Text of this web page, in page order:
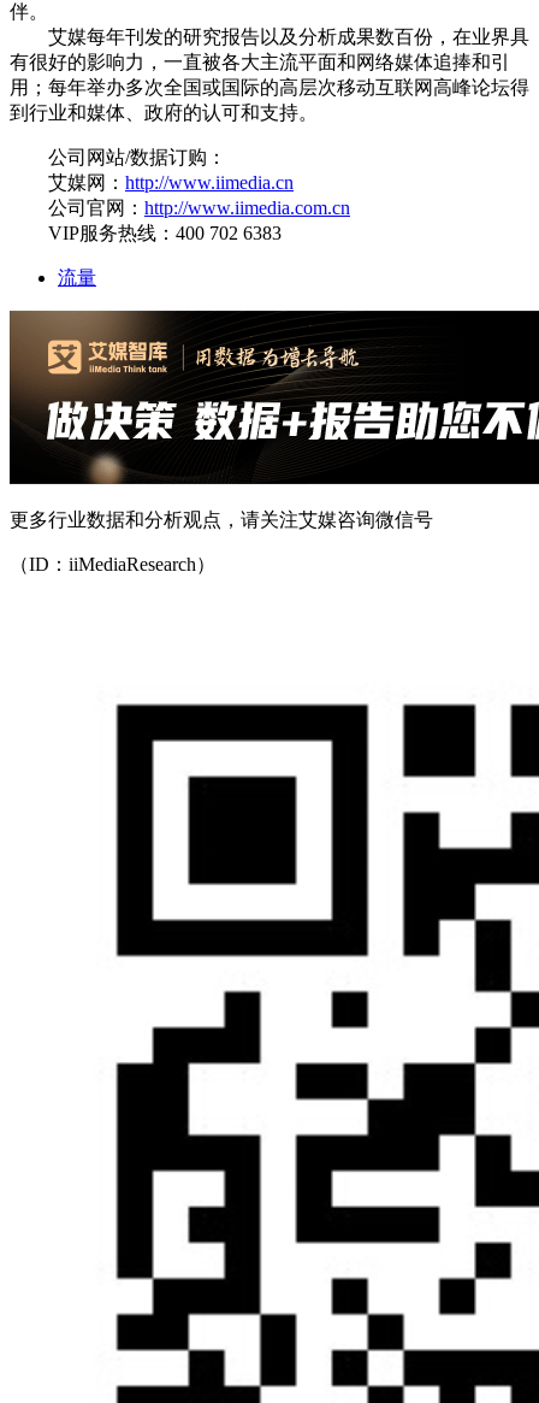
伴。
艾媒每年刊发的研究报告以及分析成果数百份，在业界具
有很好的影响力，一直被各大主流平面和网络媒体追捧和引
用；每年举办多次全国或国际的高层次移动互联网高峰论坛得
到行业和媒体、政府的认可和支持。
公司网站/数据订购：
艾媒网： http://www.iimedia.cn
公司官网： http://www.iimedia.com.cn
VIP服务热线：400 702 6383
流量
更多行业数据和分析观点，请关注艾媒咨询微信号
（ID：iiMediaResearch）